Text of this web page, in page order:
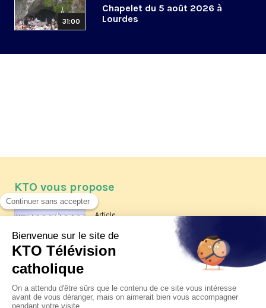
31:00
Chapelet du 5 août 2026 à
Lourdes
KTO vous propose
Article
Les reportages d'été 2026 de KTO
La visite pastorale du pape Léon
XIV à Assise à suivre sur KTO le
jeudi 6 août